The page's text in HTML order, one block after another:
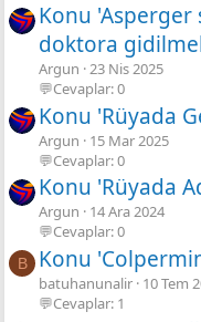
Konu
doktora
Argun 23 Nis 2025
💬Cevaplar: 0
Konu 'Rüyada
Argun
15 Mar 2025
💬Cevaplar: 0
Konu 'Rüyada
Argun
14 Ara 2024
💬Cevaplar: 0
B Konu
batuhanunalir 10 Tem
💬Cevaplar: 1